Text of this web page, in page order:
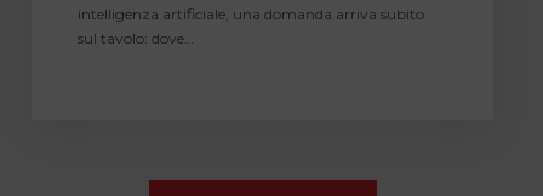
intelligenza artificiale, una domanda arriva subito
sul tavolo: dove…